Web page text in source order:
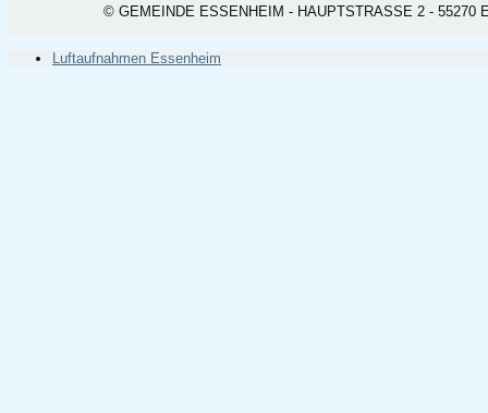
© GEMEINDE ESSENHEIM - HAUPTSTRASSE 2 - 55270
Luftaufnahmen Essenheim